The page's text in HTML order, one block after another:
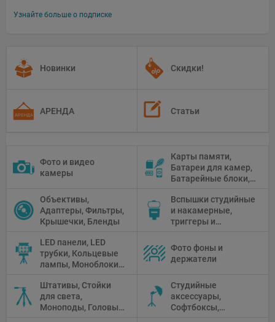
Узнайте больше о подписке
Новинки Скидки!
АРЕНДА Статьи
Фото и видео
камеры
Карты памяти,
Батареи для камер,
Батарейные блоки,
Объективы,
Адаптеры, Фильтры,
Крышечки, Бленды
Вспышки студийные
и накамерные,
триггеры и
LED панели, LED
трубки, Кольцевые
лампы, Моноблоки,
Флуоресцентное и
галогенное
освещение
Фото фоны и
держатели
Штативы, Стойки
для света,
Моноподы, Головы
Студийные
аксессуары,
Софтбоксы,